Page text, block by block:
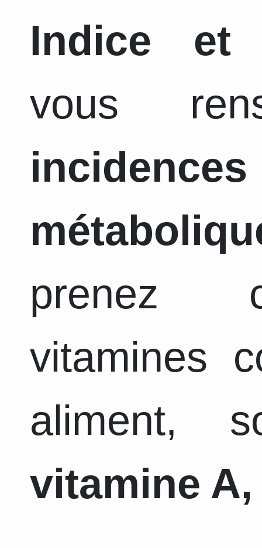
Indice et
vous
prenez
vitamines
aliment,
vitamine A,